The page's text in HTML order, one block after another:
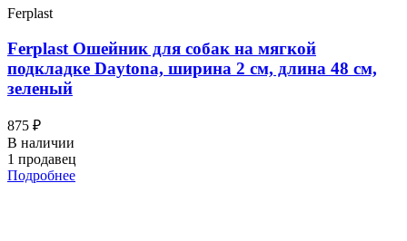
Ferplast
Ferplast Ошейник для собак на мягкой
подкладке Daytona, ширина 2 см, длина 48 см,
зеленый
875 ₽
В наличии
1 продавец
Подробнее